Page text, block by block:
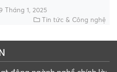
Tháng 1, 2025
Tin tức & Công nghệ